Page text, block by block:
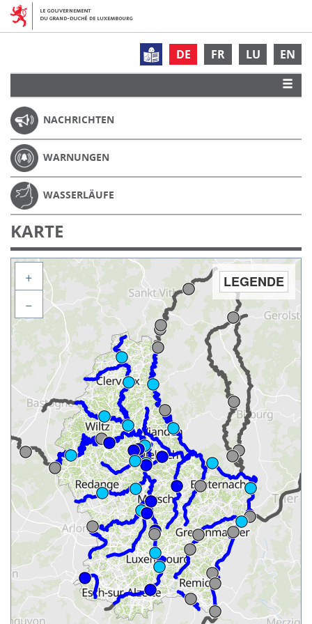
DE FR LU EN
NACHRICHTEN
WARNUNGEN
WASSERLÄUFE
KARTE
LEGENDE
+
−